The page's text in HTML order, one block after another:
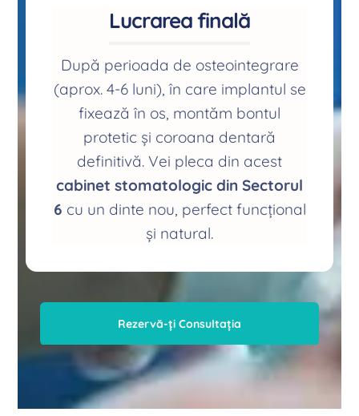
Lucrarea finală
După perioada de osteointegrare
(aprox. 4-6 luni), în care implantul se
fixează în os, montăm bontul
protetic și coroana dentară
definitivă. Vei pleca din acest
cabinet stomatologic din Sectorul
6 cu un dinte nou, perfect funcțional
și natural.
Rezervă-ți Consultația